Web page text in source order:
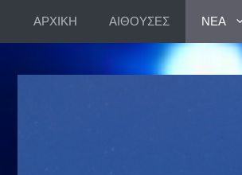
ΑΡΧΙΚΗ ΑΙΘΟΥΣΕΣ ΝΕΑ